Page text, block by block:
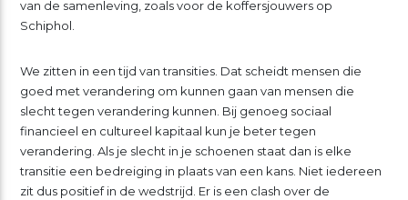
van de samenleving, zoals voor de koffersjouwers op
Schiphol.
We zitten in een tijd van transities. Dat scheidt mensen die
goed met verandering om kunnen gaan van mensen die
slecht tegen verandering kunnen. Bij genoeg sociaal
financieel en cultureel kapitaal kun je beter tegen
verandering. Als je slecht in je schoenen staat dan is elke
transitie een bedreiging in plaats van een kans. Niet iedereen
zit dus positief in de wedstrijd. Er is een clash over de